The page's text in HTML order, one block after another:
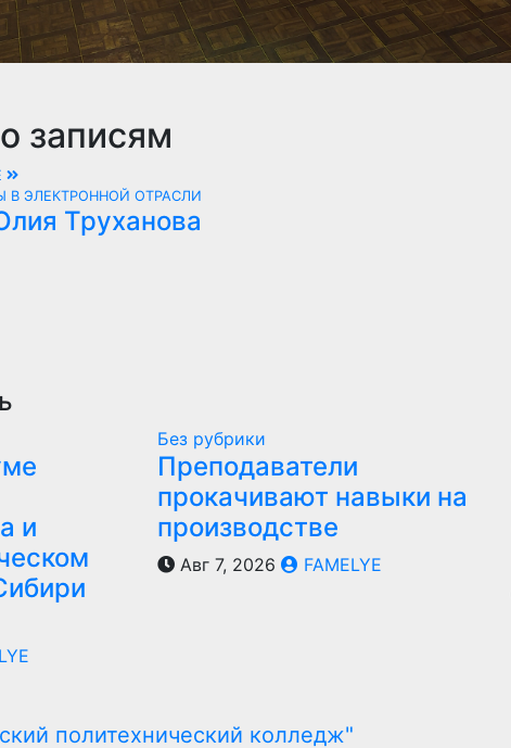
записям
В ЭЛЕКТРОННОЙ ОТРАСЛИ
Труханова
и
Без рубрики
Преподаватели
прокачивают навыки на
производстве
Авг 7, 2026 FAMELYE